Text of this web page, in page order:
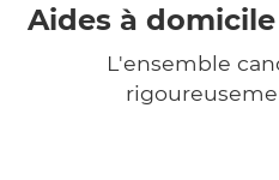
Aides à
L'ensemble